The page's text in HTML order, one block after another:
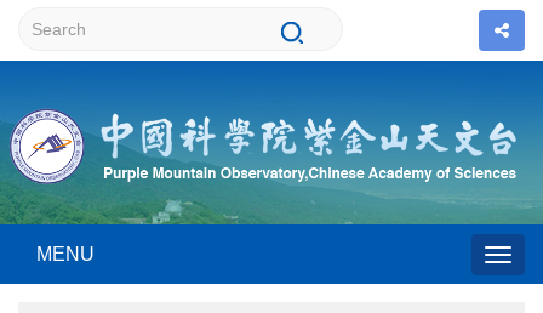
MENU